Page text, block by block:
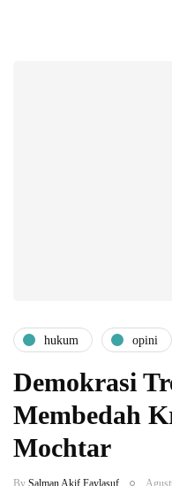
hukum opini
Demokrasi
Membedah
Mochtar